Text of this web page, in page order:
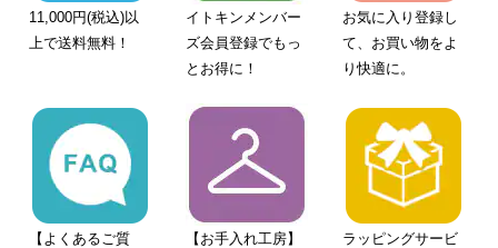
11,000円(税込)以
上で送料無料！
イトキンメンバー
ズ会員登録でもっ
とお得に！
お気に入り登録し
て、お買い物をよ
り快適に。
【よくあるご質
【お手入れ工房】
ラッピングサービ